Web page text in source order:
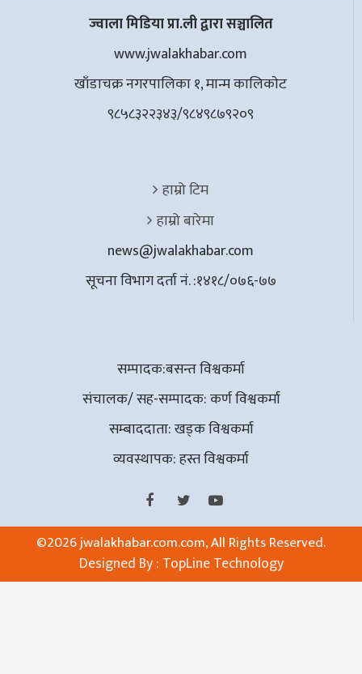
ज्वाला मिडिया प्रा.ली द्वारा सञ्चालित
www.jwalakhabar.com
खाँडाचक्र नगरपालिका १, मान्म कालिकाेट
९८५८३२२३४३/९८४९८७९२०९
हाम्रो टिम
हाम्रो बारेमा
news@jwalakhabar.com
सूचना विभाग दर्ता नं. :१४१८/०७६-७७
सम्पादक:बसन्त विश्वकर्मा
संचालक/ सह-सम्पादक: कर्ण विश्वकर्मा
सम्बाददाता: खड्क विश्वकर्मा
व्यवस्थापक: हस्त विश्वकर्मा
©2026 jwalakhabar.com.com, All Rights Reserved.
Designed By : TopLine Technology